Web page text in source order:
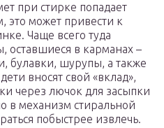
при стирке попадает
это может привести к
Чаще всего туда
оставшиеся в карманах –
булавки, шурупы, а также
вносят свой «вклад»,
через лючок для засыпки
в механизм стиральной
побыстрее извлечь.